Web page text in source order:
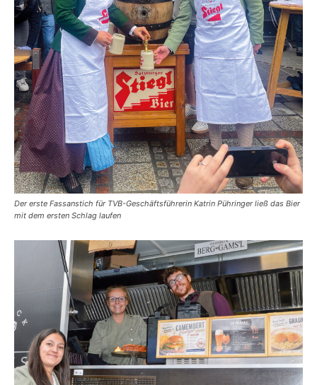
Der erste Fassanstich für TVB-Geschäftsführerin Katrin Pühringer ließ das Bier
mit dem ersten Schlag laufen